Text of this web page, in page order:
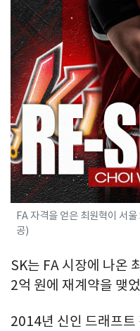
FA 자격을 얻은 최원혁이 서
공)
SK는 FA 시장에 나온
2억 원에 재계약을 맺
2014년 신인 드래프